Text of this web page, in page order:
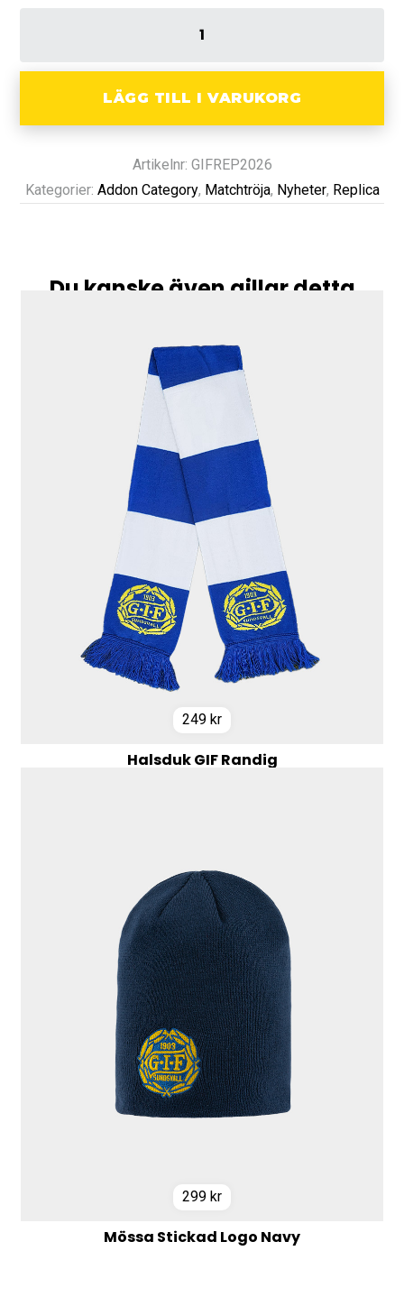
LÄGG TILL I VARUKORG
Artikelnr: GIFREP2026
Kategorier: Addon Category, Matchtröja, Nyheter, Replica
Du kanske även gillar detta
249 kr
Halsduk GIF Randig
299 kr
Mössa Stickad Logo Navy